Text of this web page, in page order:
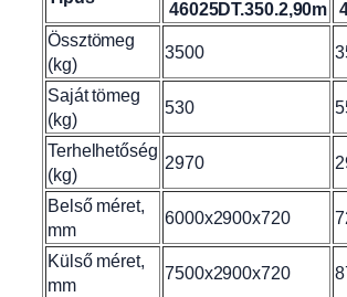
46025DT.350.2,90m
Össztömeg
(kg)
3500
Saját tömeg
(kg)
530
Terhelhetőség
(kg)
2970
Belső méret,
mm
6000x2900x720
Külső méret,
mm
7500x2900x720